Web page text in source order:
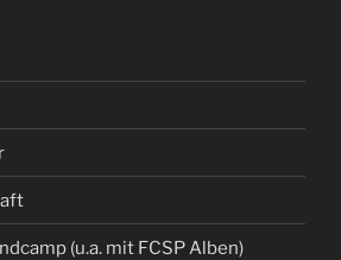
(u.a. mit FCSP Alben)